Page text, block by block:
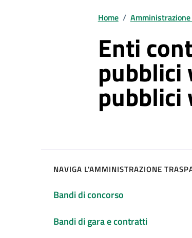
Home /
Enti
pubblici
NAVIGA L'AMMINISTRAZIONE
Bandi di concorso
Bandi di gara e contratti